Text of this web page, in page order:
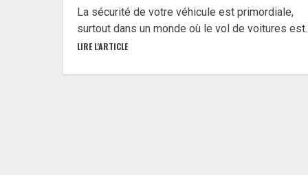
La sécurité de votre véhicule est primordiale,
surtout dans un monde où le vol de voitures
LIRE L'ARTICLE